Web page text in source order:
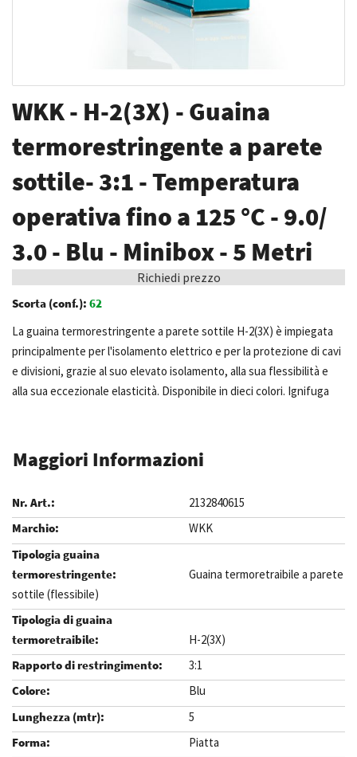
all'inizio
della
galleria
di
immagini
WKK - H-2(3X) - Guaina
termorestringente a parete
sottile- 3:1 - Temperatura
operativa fino a 125 °C - 9.0/
3.0 - Blu - Minibox - 5 Metri
Richiedi prezzo
Scorta (conf.): 62
La guaina termorestringente a parete sottile H-2(3X) è impiegata
principalmente per l'isolamento elettrico e per la protezione di cavi
e divisioni, grazie al suo elevato isolamento, alla sua flessibilità e
alla sua eccezionale elasticità. Disponibile in dieci colori. Ignifuga
Maggiori Informazioni
2132840615
WKK
Guaina termoretraibile a parete
sottile (flessibile)
H-2(3X)
3:1
Blu
5
Piatta